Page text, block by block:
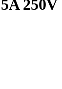
250V